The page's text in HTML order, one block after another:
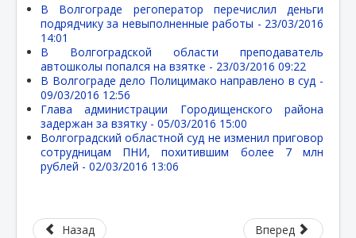
В Волгограде регоператор перечислил деньги
подрядчику за невыполненные работы - 23/03/2016
14:01
В Волгоградской области преподаватель
автошколы попался на взятке - 23/03/2016 09:22
В Волгограде дело Полицимако направлено в суд -
09/03/2016 12:56
Глава администрации Городищенского района
задержан за взятку - 05/03/2016 15:00
Волгоградский областной суд не изменил приговор
сотрудницам ПНИ, похитившим более 7 млн
рублей - 02/03/2016 13:06
Назад Вперед